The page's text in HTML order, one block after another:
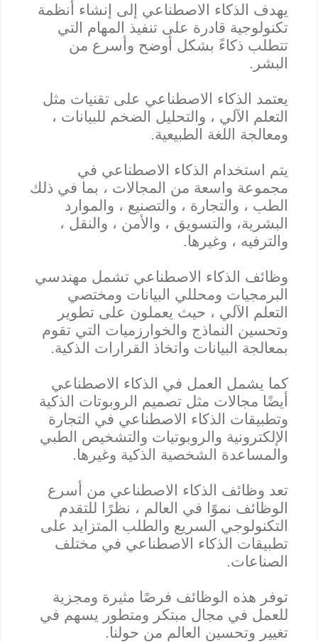
يهدف الذكاء الاصطناعي إلى إنشاء أنظمة
تكنولوجية قادرة على تنفيذ المهام التي
تتطلب ذكاءً بشكل أوضح وأسرع من
البشر.
يعتمد الذكاء الاصطناعي على تقنيات مثل
التعلم الآلي ، والتحليل الضخم للبيانات ،
ومعالجة اللغة الطبيعية.
يتم استخدام الذكاء الاصطناعي في
مجموعة واسعة من المجالات ، بما في ذلك
الطب ، والتجارة ، والتصنيع ، والموارد
البشرية، والتسويق ، والأمن ، والنقل ،
والترفيه ، وغيرها.
وظائف الذكاء الاصطناعي تشمل مهندسي
البرمجيات ومحللي البيانات ومختصي
التعلم الآلي ، حيث يعملون على تطوير
وتحسين النماذج والخوارزميات التي تقوم
بمعالجة البيانات واتخاذ القرارات الذكية.
كما يشمل العمل في الذكاء الاصطناعي
أيضًا مجالات مثل تصميم الروبوتات الذكية
وتطبيقات الذكاء الاصطناعي في التجارة
الإلكترونية والروبوتيات والتشخيص الطبي
والمساعدة الشخصية الذكية وغيرها.
تعد وظائف الذكاء الاصطناعي من أسرع
الوظائف نموًا في العالم ، نظرًا للتقدم
التكنولوجي السريع والطلب المتزايد على
تطبيقات الذكاء الاصطناعي في مختلف
الصناعات.
توفر هذه الوظائف فرصًا مثيرة ومجزية
للعمل في مجال مبتكر ومتطور يسهم في
تغيير وتحسين العالم من حولنا.